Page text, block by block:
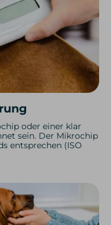
oder einer klar
sein. Der Mikrochip
entsprechen (ISO